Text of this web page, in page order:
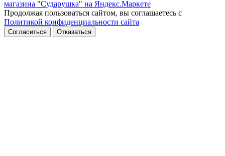
Продолжая пользоваться сайтом, вы соглашаетесь с
Политикой конфиденциальности сайта
Согласиться Отказаться